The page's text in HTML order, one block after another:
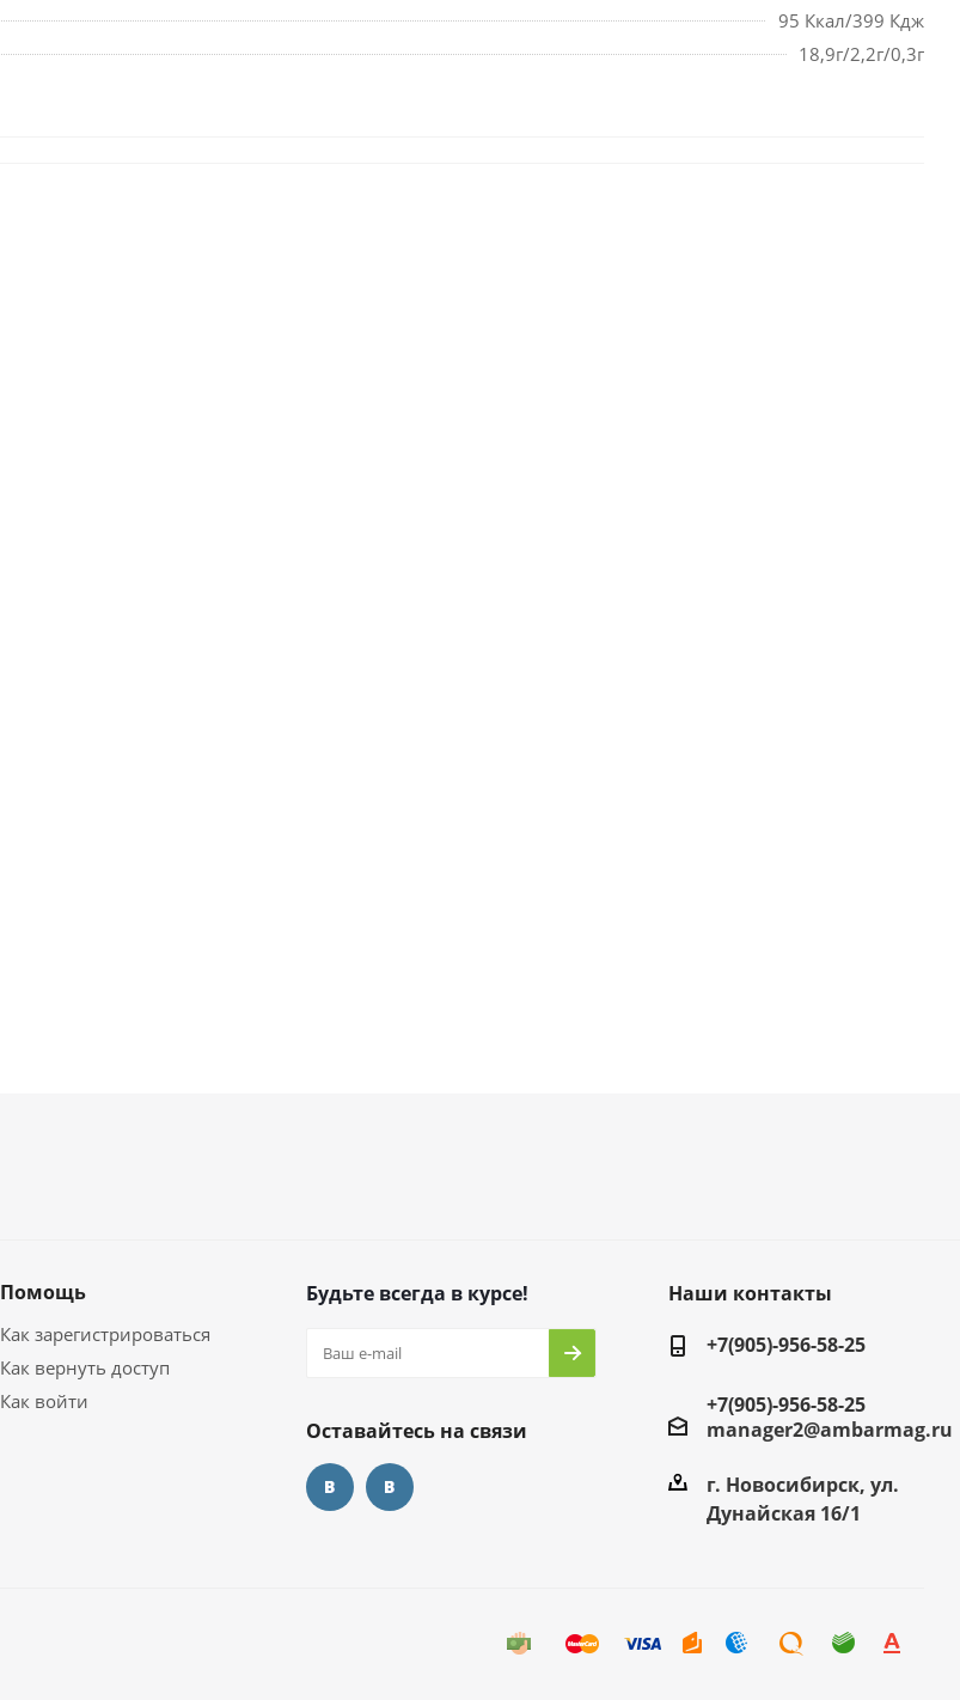
95 Ккал/399 Кдж
18,9г/2,2г/0,3г
Помощь
Как зарегистрироваться
Как вернуть доступ
Как войти
Будьте всегда в курсе!
Оставайтесь на связи
Наши контакты
+7(905)-956-58-25
+7(905)-956-58-25
manager2@ambarmag.ru
г. Новосибирск, ул.
Дунайская 16/1